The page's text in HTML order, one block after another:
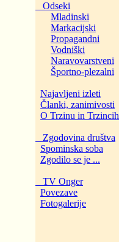
Odseki
Mladinski
Markacijski
Propagandni
Vodniški
Naravovarstveni
Športno-plezalni
Najavljeni izleti
Članki, zanimivosti
O Trzinu in Trzincih
Zgodovina društva
Spominska soba
Zgodilo se je ...
TV Onger
Povezave
Fotogalerije